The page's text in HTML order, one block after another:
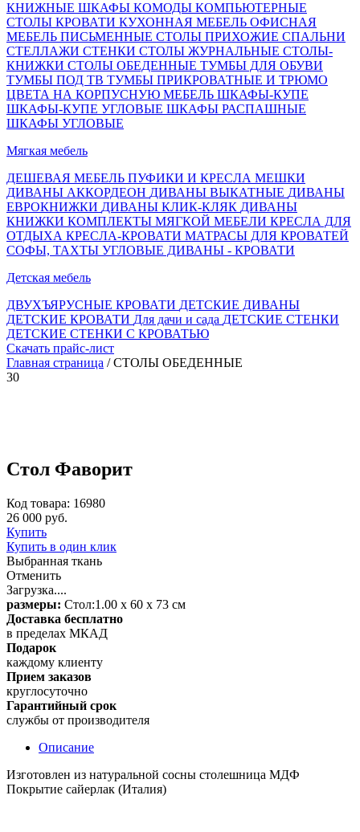
КНИЖНЫЕ ШКАФЫ КОМОДЫ КОМПЬЮТЕРНЫЕ
СТОЛЫ КРОВАТИ КУХОННАЯ МЕБЕЛЬ ОФИСНАЯ
МЕБЕЛЬ ПИСЬМЕННЫЕ СТОЛЫ ПРИХОЖИЕ СПАЛЬНИ
СТЕЛЛАЖИ СТЕНКИ СТОЛЫ ЖУРНАЛЬНЫЕ СТОЛЫ-
КНИЖКИ СТОЛЫ ОБЕДЕННЫЕ ТУМБЫ ДЛЯ ОБУВИ
ТУМБЫ ПОД ТВ ТУМБЫ ПРИКРОВАТНЫЕ И ТРЮМО
ЦВЕТА НА КОРПУСНУЮ МЕБЕЛЬ ШКАФЫ-КУПЕ
ШКАФЫ-КУПЕ УГЛОВЫЕ ШКАФЫ РАСПАШНЫЕ
ШКАФЫ УГЛОВЫЕ
Мягкая мебель
ДЕШЕВАЯ МЕБЕЛЬ ПУФИКИ И КРЕСЛА МЕШКИ
ДИВАНЫ АККОРДЕОН ДИВАНЫ ВЫКАТНЫЕ ДИВАНЫ
ЕВРОКНИЖКИ ДИВАНЫ КЛИК-КЛЯК ДИВАНЫ
КНИЖКИ КОМПЛЕКТЫ МЯГКОЙ МЕБЕЛИ КРЕСЛА ДЛЯ
ОТДЫХА КРЕСЛА-КРОВАТИ МАТРАСЫ ДЛЯ КРОВАТЕЙ
СОФЫ, ТАХТЫ УГЛОВЫЕ ДИВАНЫ - КРОВАТИ
Детская мебель
ДВУХЪЯРУСНЫЕ КРОВАТИ ДЕТСКИЕ ДИВАНЫ
ДЕТСКИЕ КРОВАТИ Для дачи и сада ДЕТСКИЕ СТЕНКИ
ДЕТСКИЕ СТЕНКИ С КРОВАТЬЮ
Скачать прайс-лист
Главная страница / СТОЛЫ ОБЕДЕННЫЕ
30
Стол Фаворит
Код товара: 16980
26 000 руб.
Купить
Купить в один клик
Выбранная ткань
Отменить
Загрузка....
размеры: Стол:1.00 х 60 х 73 см
Доставка бесплатно
в пределах МКАД
Подарок
каждому клиенту
Прием заказов
круглосуточно
Гарантийный срок
службы от производителя
Описание
Изготовлен из натуральной сосны столешница МДФ
Покрытие сайерлак (Италия)